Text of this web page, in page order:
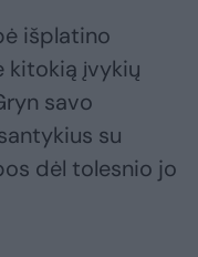
išplatino
kitokią įvykių
savo
su
dėl tolesnio jo